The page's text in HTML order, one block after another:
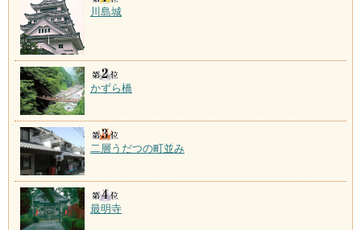
川島城
かずら橋
二層うだつの町並み
最明寺